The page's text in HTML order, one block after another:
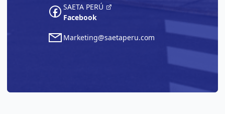
SAETA PERÚ
Facebook
Marketing@saetaperu.com